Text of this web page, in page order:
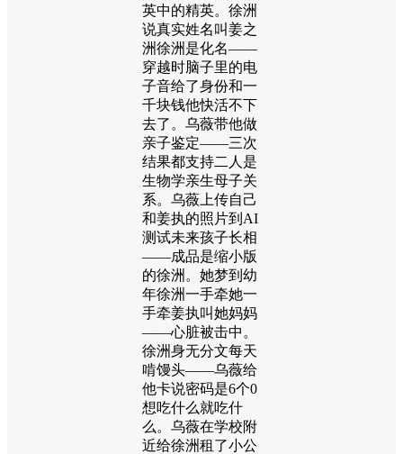
英中的精英。徐洲
说真实姓名叫姜之
洲徐洲是化名——
穿越时脑子里的电
子音给了身份和一
千块钱他快活不下
去了。乌薇带他做
亲子鉴定——三次
结果都支持二人是
生物学亲生母子关
系。乌薇上传自己
和姜执的照片到AI
测试未来孩子长相
——成品是缩小版
的徐洲。她梦到幼
年徐洲一手牵她一
手牵姜执叫她妈妈
——心脏被击中。
徐洲身无分文每天
啃馒头——乌薇给
他卡说密码是6个0
想吃什么就吃什
么。乌薇在学校附
近给徐洲租了小公